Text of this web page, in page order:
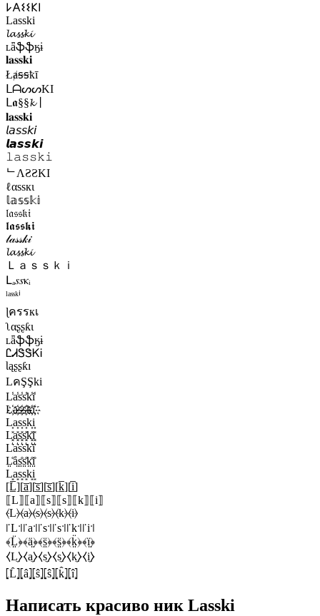
𐌋𐌀𐌔𐌔𐌊𐌉
Lasski
𝓵𝓪𝓼𝓼𝓴𝓲
ʟǟֆֆӄɨ
𝐥𝐚𝐬𝐬𝐤𝐢
Łⱥꞩꞩҟī
ᒪᗩᔕᔕKI
ᒪ𝖆§§𝓴丨
𝐥𝐚𝐬𝐬𝐤𝐢
𝘭𝘢𝘴𝘴𝘬𝘪
𝙡𝙖𝙨𝙨𝙠𝙞
𝚕𝚊𝚜𝚜𝚔𝚒
ᄂΛƧƧKI
ℓαѕѕкι
𝕝𝕒𝕤𝕤𝕜𝕚
𝔩𝔞𝔰𝔰𝔨𝔦
𝖑𝖆𝖘𝖘𝖐𝖎
𝓁𝒶𝓈𝓈𝓀𝒾
𝓵𝓪𝓼𝓼𝓴𝓲
Ｌａｓｓｋｉ
Լₐ𝑠𝑠ⲕᵢ
ˡᵃˢˢᵏⁱ
ɭครรкเ
ʅαʂʂƙι
ʟǟֆֆӄɨ
ᏝᏗᏕᏕᏦᎥ
Ɩąʂʂƙı
LคŞŞki
L̾a̾s̾s̾k̾i̾
L҉a҉s҉s҉k҉i҉
L͎a͎s͎s͎k͎i͎
L͓̽a͓̽s͓̽s͓̽k͓̽i͓̽
L͛a͛s͛s͛k͛i͛
L̤̊å̤s̤̊s̤̊k̤̊i̤̊
L͙a͙s͙s͙k͙i͙
[L̲̅][a̲̅][s̲̅][s̲̅][k̲̅][i̲̅]
⟦L⟧⟦a⟧⟦s⟧⟦s⟧⟦k⟧⟦i⟧
⦑L⦒⦑a⦒⦑s⦒⦑s⦒⦑k⦒⦑i⦒
꜍L꜉꜍a꜉꜍s꜉꜍s꜉꜍k꜉꜍i꜉
﴾L̤̈﴿﴾ä̤﴿﴾s̤̈﴿﴾s̤̈﴿﴾k̤̈﴿﴾ï̤﴿
⧼L̼⧽⧼a̼⧽⧼s̼⧽⧼s̼⧽⧼k̼⧽⧼i̼⧽
⦏L̂⦎⦏â⦎⦏ŝ⦎⦏ŝ⦎⦏k̂⦎⦏î⦎
Написать красиво ник Lasski